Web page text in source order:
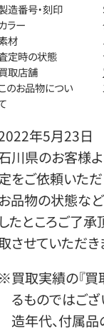
造番号・刻印
ラー
材
定時の状態
取店舗
のお品物につい
年5月23日
川県のお客様よ
をご依頼いただ
お品物の状態など
したところご了
させていただき
買取実績の『買
るものではござ
造年代、付属品